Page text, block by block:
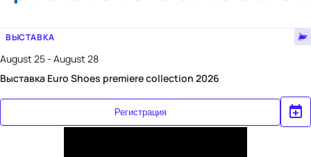
ВЫСТАВКА
August 25 - August 28
Выставка Euro Shoes premiere collection 2026
Регистрация